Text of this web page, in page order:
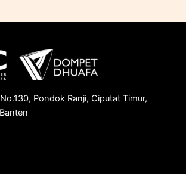
Pondok Ranji, Ciputat Timur,